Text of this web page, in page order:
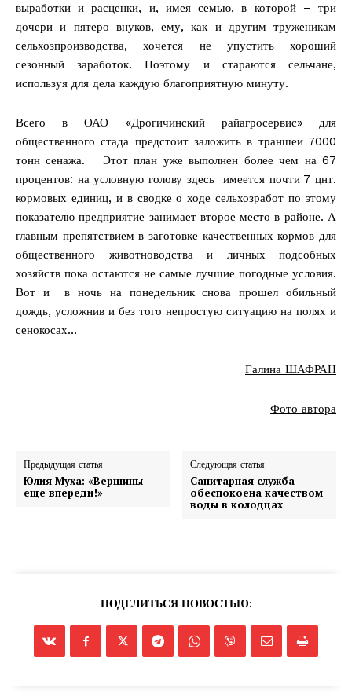
выработки и расценки, и, имея семью, в которой – три
дочери и пятеро внуков, ему, как и другим труженикам
сельхозпроизводства, хочется не упустить хороший
сезонный заработок. Поэтому и стараются сельчане,
используя для дела каждую благоприятную минуту.
Всего в ОАО «Дрогичинский райагросервис» для
общественного стада предстоит заложить в траншеи 7000
тонн сенажа. Этот план уже выполнен более чем на 67
процентов: на условную голову здесь имеется почти 7 цнт.
кормовых единиц, и в сводке о ходе сельхозработ по этому
показателю предприятие занимает второе место в районе. А
главным препятствием в заготовке качественных кормов для
общественного животноводства и личных подсобных
хозяйств пока остаются не самые лучшие погодные условия.
Вот и в ночь на понедельник снова прошел обильный
дождь, усложнив и без того непростую ситуацию на полях и
сенокосах…
Галина ШАФРАН
Фото автора
Предыдущая статья
Юлия Муха: «Вершины
еще впереди!»
Следующая статья
Санитарная служба
обеспокоена качеством
воды в колодцах
ПОДЕЛИТЬСЯ НОВОСТЬЮ: